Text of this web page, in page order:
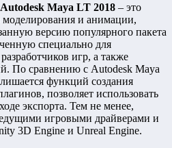
Autodesk Maya LT 2018 – это
моделирования и анимации,
версию популярного пакета
специально для
игр, а также
По сравнению с Autodesk Maya
функций создания
позволяет использовать
экспорта. Тем не менее,
игровыми драйверами и
3D Engine и Unreal Engine.